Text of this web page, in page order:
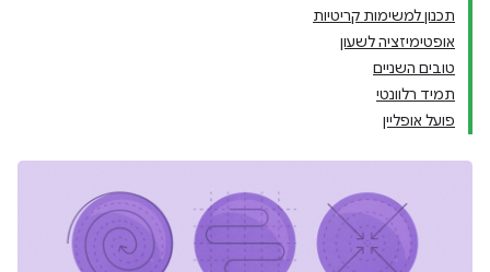
תכנון למשימות קריטיות
אופטימיזציה לשעון
טובים השניים
תמיד רלוונטי
פועל אופליין